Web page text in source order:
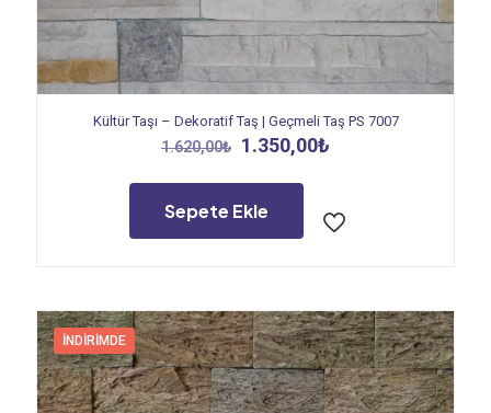
Kültür Taşı – Dekoratif Taş | Geçmeli Taş PS 7007
1.620,00₺ Orijinal
1.620,00₺.
1.350,00₺
Sepete Ekle
İNDIRIMDE